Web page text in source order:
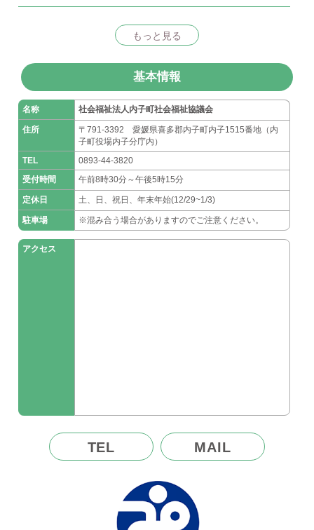
もっと見る
基本情報
名称 社会福祉法人内子町社会福祉協議会
住所
〒791-3392 愛媛県喜多郡内子町内子1515番地（内
子町役場内子分庁内）
TEL
0893-44-3820
受付時間
午前8時30分～午後5時15分
定休日 土、日、祝日、年末年始(12/29~1/3)
駐車場 ※混み合う場合がありますのでご注意ください。
アクセス
TEL MAIL